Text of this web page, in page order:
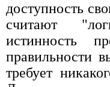
доступность
считают
истинность
правильности
требует